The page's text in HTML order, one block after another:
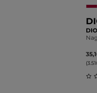
von 0 von 5